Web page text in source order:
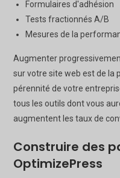
Formulaires d'adhésion
Tests fractionnés A/B
Mesures de la
Augmenter
sur votre site web est de la
pérennité de votre
tous les outils dont vous
augmentent les taux de
Construire des
OptimizePress